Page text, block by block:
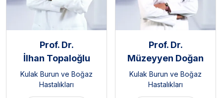
Prof. Dr.
İlhan Topaloğlu
Kulak Burun ve Boğaz
Hastalıkları
Prof. Dr.
Müzeyyen Doğan
Kulak Burun ve Boğaz
Hastalıkları